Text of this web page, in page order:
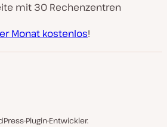
mit 30 Rechenzentren
Monat kostenlos!
Plugin-Entwickler.